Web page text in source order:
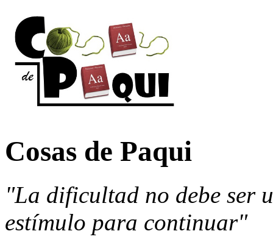
Cosas de Paqui
"La dificultad no debe ser
estímulo para continuar"